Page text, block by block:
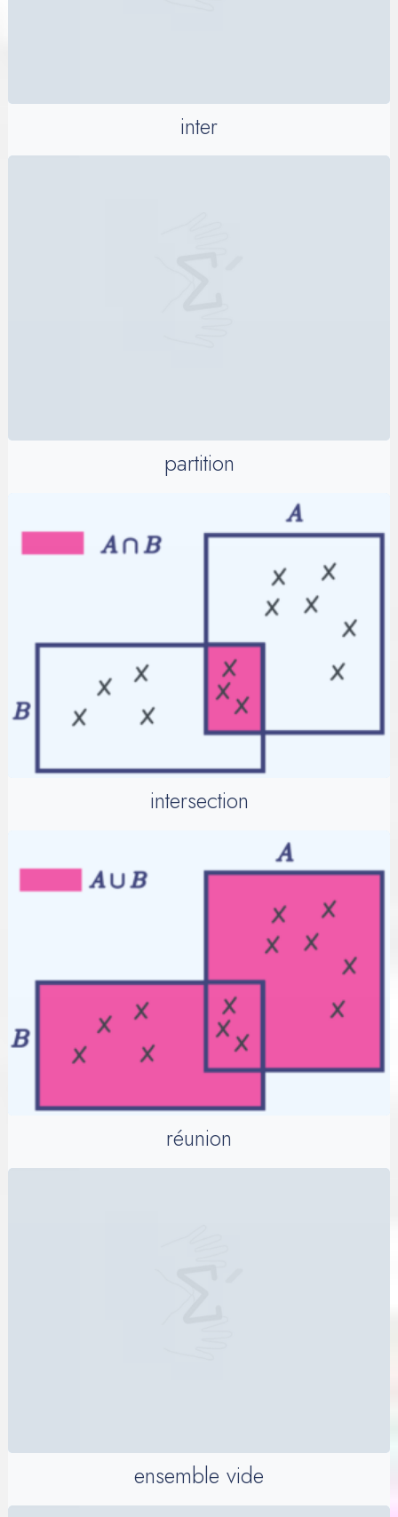
inter
partition
intersection
réunion
ensemble vide